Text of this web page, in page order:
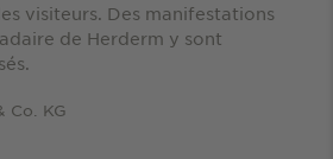
visiteurs. Des manifestations
de Herderm y sont
Co. KG